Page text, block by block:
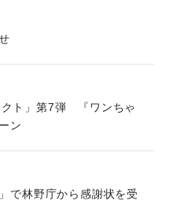
クト」第7弾 『ワンちゃ
ン
で林野庁から感謝状を受